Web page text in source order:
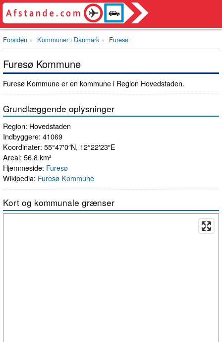
Forsiden Kommuner i Danmark Furesø
Furesø Kommune
Furesø Kommune er en kommune i Region Hovedstaden.
Grundlæggende oplysninger
Region: Hovedstaden
Indbyggere: 41069
Koordinater: 55°47′0″N, 12°22′23″E
Areal: 56,8 km²
Hjemmeside: Furesø
Wikipedia: Furesø Kommune
Kort og kommunale grænser